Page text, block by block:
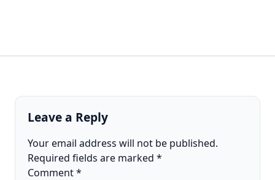
Leave a Reply
Your email address will not be published.
Required fields are marked *
Comment*